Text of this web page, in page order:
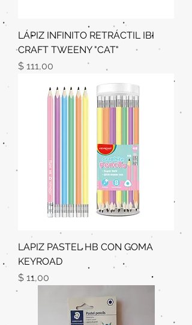
LÁPIZ INFINITO RETRÁCTIL IBI
CRAFT TWEENY "CAT"
Precio
$ 111,00
LAPIZ PASTEL HB CON GOMA
KEYROAD
Precio
$ 11,00